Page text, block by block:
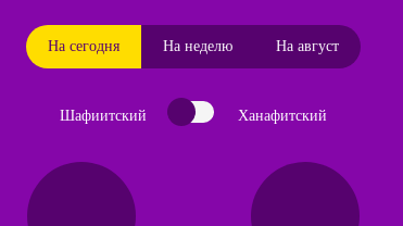
На сегодня На неделю На август
Шафиитский Ханафитский